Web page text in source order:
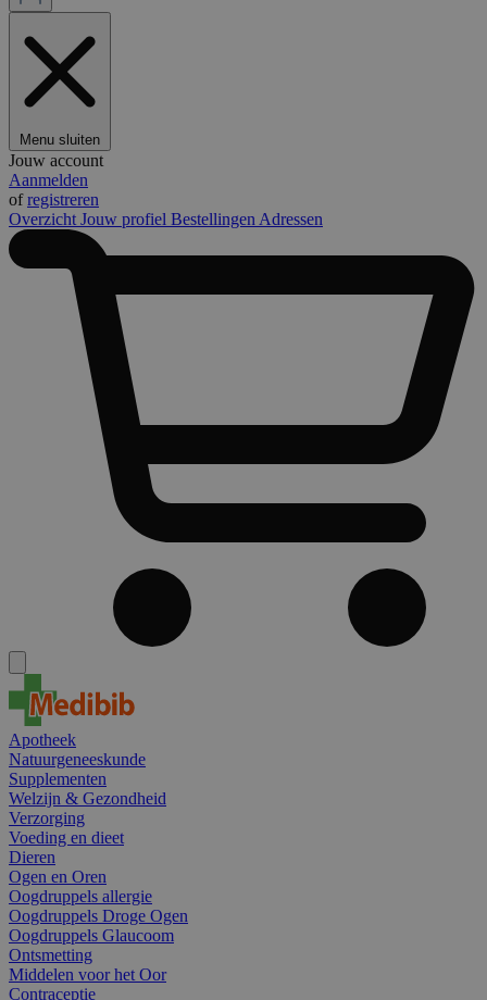
Menu sluiten
Jouw account
Aanmelden
ofregistreren
Overzicht Jouw profiel Bestellingen Adressen
Apotheek
Natuurgeneeskunde
Supplementen
Welzijn & Gezondheid
Verzorging
Voeding en dieet
Dieren
Ogen en Oren
Oogdruppels allergie
Oogdruppels Droge Ogen
Oogdruppels Glaucoom
Ontsmetting
Middelen voor het Oor
Contraceptie